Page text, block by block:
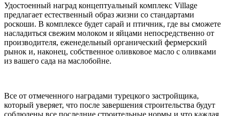
Удостоенный наград концептуальный комплекс Village
предлагает естественный образ жизни со стандартами
роскоши. В комплексе будет сарай и птичник, где вы сможете
насладиться свежим молоком и яйцами непосредственно от
производителя, еженедельный органический фермерский
рынок и, наконец, собственное оливковое масло с оливками
из вашего сада на маслобойне.
Все от отмеченного наградами турецкого застройщика,
который уверяет, что после завершения строительства будут
соблюдены все последние строительные нормы и что каждая